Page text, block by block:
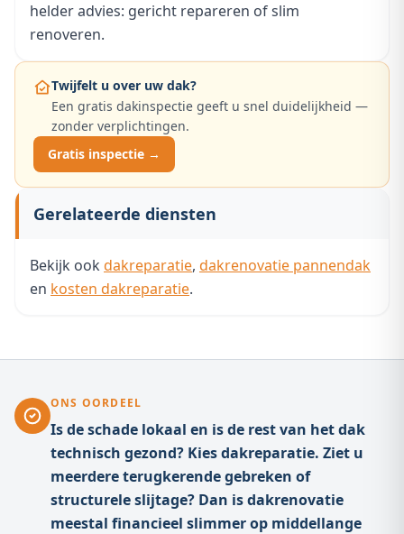
helder advies: gericht repareren of slim
renoveren.
Twijfelt u over uw dak?
Een gratis dakinspectie geeft u snel duidelijkheid —
zonder verplichtingen.
Gratis inspectie →
Gerelateerde diensten
Bekijk ook dakreparatie, dakrenovatie pannendak
en kosten dakreparatie.
ONS OORDEEL
Is de schade lokaal en is de rest van het dak
technisch gezond? Kies dakreparatie. Ziet u
meerdere terugkerende gebreken of
structurele slijtage? Dan is dakrenovatie
meestal financieel slimmer op middellange